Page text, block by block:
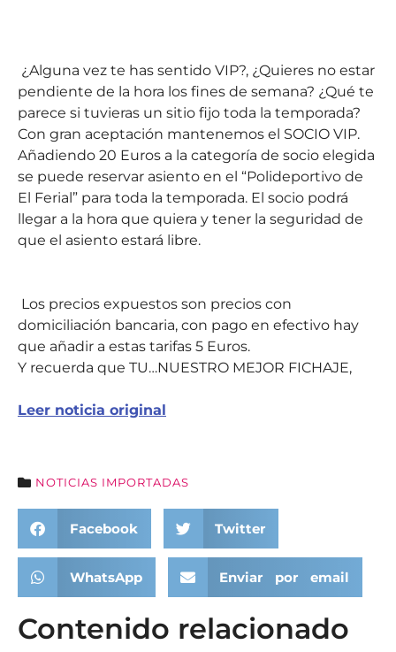
¿Alguna vez te has sentido VIP?, ¿Quieres no estar
pendiente de la hora los fines de semana? ¿Qué te
parece si tuvieras un sitio fijo toda la temporada?
Con gran aceptación mantenemos el SOCIO VIP.
Añadiendo 20 Euros a la categoría de socio elegida
se puede reservar asiento en el “Polideportivo de
El Ferial” para toda la temporada. El socio podrá
llegar a la hora que quiera y tener la seguridad de
que el asiento estará libre.
Los precios expuestos son precios con
domiciliación bancaria, con pago en efectivo hay
que añadir a estas tarifas 5 Euros.
Y recuerda que TU…NUESTRO MEJOR FICHAJE,
Leer noticia original
NOTICIAS IMPORTADAS
Facebook Twitter
WhatsApp Enviar por email
Contenido relacionado